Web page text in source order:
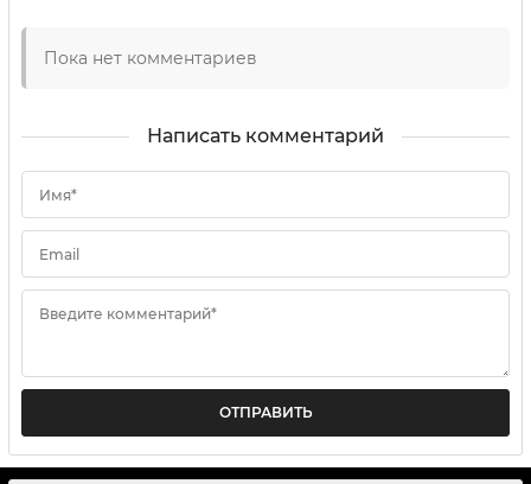
Пока нет комментариев
Написать комментарий
Имя*
Email
Введите комментарий*
ОТПРАВИТЬ